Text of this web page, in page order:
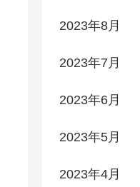
2023年8月
2023年7月
2023年6月
2023年5月
2023年4月